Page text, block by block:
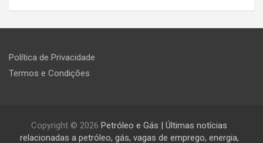
Política de Privacidade
Termos e Condições
Copyright © 2026 Petróleo e Gás | Últimas notícias
relacionadas a petróleo, gás, vagas de emprego, energia,